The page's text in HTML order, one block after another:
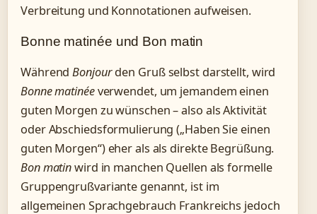
Verbreitung und Konnotationen aufweisen.
Bonne matinée und Bon matin
WährendBonjourden Gruß selbst darstellt, wird
Bonne matinéeverwendet, um jemandem einen
guten Morgen zu wünschen – also als Aktivität
oder Abschiedsformulierung („Haben Sie einen
guten Morgen“) eher als als direkte Begrüßung.
Bon matinwird in manchen Quellen als formelle
Gruppengrußvariante genannt, ist im
allgemeinen Sprachgebrauch Frankreichs jedoch